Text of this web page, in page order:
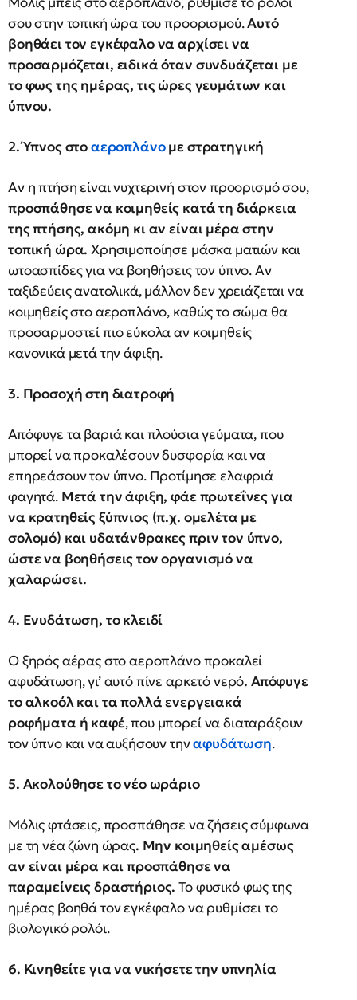
σου στην τοπική ώρα του προορισμού.Αυτό
βοηθάει τον εγκέφαλο να αρχίσει να
προσαρμόζεται, ειδικά όταν συνδυάζεται με
το φως της ημέρας, τις ώρες γευμάτων και
ύπνου.
2. Ύπνος στοαεροπλάνομε στρατηγική
Αν η πτήση είναι νυχτερινή στον προορισμό σου,
προσπάθησε να κοιμηθείς κατά τη διάρκεια
της πτήσης, ακόμη κι αν είναι μέρα στην
τοπική ώρα.Χρησιμοποίησε μάσκα ματιών και
ωτοασπίδες για να βοηθήσεις τον ύπνο. Αν
ταξιδεύεις ανατολικά, μάλλον δεν χρειάζεται να
κοιμηθείς στο αεροπλάνο, καθώς το σώμα θα
προσαρμοστεί πιο εύκολα αν κοιμηθείς
κανονικά μετά την άφιξη.
3. Προσοχή στη διατροφή
Απόφυγε τα βαριά και πλούσια γεύματα, που
μπορεί να προκαλέσουν δυσφορία και να
επηρεάσουν τον ύπνο. Προτίμησε ελαφριά
φαγητά. Μετά την άφιξη, φάε πρωτεΐνες για
να κρατηθείς ξύπνιος (π.χ. ομελέτα με
σολομό) και υδατάνθρακες πριν τον ύπνο,
ώστε να βοηθήσεις τον οργανισμό να
χαλαρώσει.
4. Ενυδάτωση, το κλειδί
Ο ξηρός αέρας στο αεροπλάνο προκαλεί
αφυδάτωση, γι’ αυτό πίνε αρκετό νερό. Απόφυγε
το αλκοόλ και τα πολλά ενεργειακά
ροφήματα ή καφέ, που μπορεί να διαταράξουν
τον ύπνο και να αυξήσουν τηναφυδάτωση.
5. Ακολούθησε το νέο ωράριο
Μόλις φτάσεις, προσπάθησε να ζήσεις σύμφωνα
με τη νέα ζώνη ώρας. Μην κοιμηθείς αμέσως
αν είναι μέρα και προσπάθησε να
παραμείνεις δραστήριος. Το φυσικό φως της
ημέρας βοηθά τον εγκέφαλο να ρυθμίσει το
βιολογικό ρολόι.
6. Κινηθείτε για να νικήσετε την υπνηλία